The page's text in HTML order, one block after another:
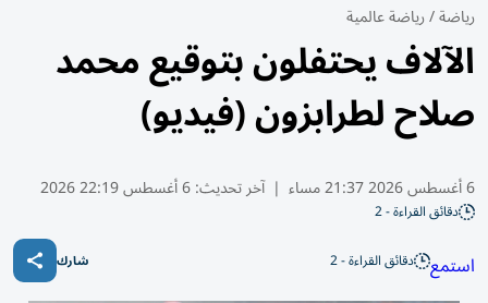
رياضة/رياضة عالمية
الآلاف يحتفلون بتوقيع محمد
صلاح لطرابزون (فيديو)
6 أغسطس 2026 21:37 مساء | آخر تحديث:6 أغسطس 22:19 2026
دقائق القراءة - 2
استمع دقائق القراءة - 2 شارك